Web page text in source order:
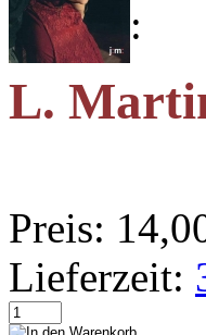
:
L.
Preis:
Lieferzeit: